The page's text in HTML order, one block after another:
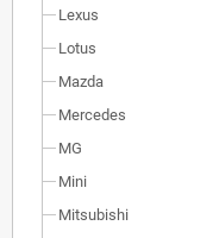
Lexus
Lotus
Mazda
Mercedes
MG
Mini
Mitsubishi